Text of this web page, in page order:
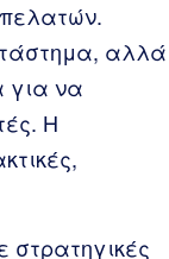
πελατών.
αλλά
για να
Η
στρατηγικές